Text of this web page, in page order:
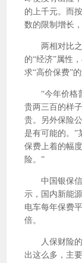
的上千元。而
数的限制增长
两相对比之
的“经济”属性
求“高价保费”的
“今年价格普
贵两三百的样
贵。另外保险
是有可能的。”
保费上着的幅
险。”
中国银保信
示，国内新能
电车每年保费
倍。
人保财险的
出这么多，主